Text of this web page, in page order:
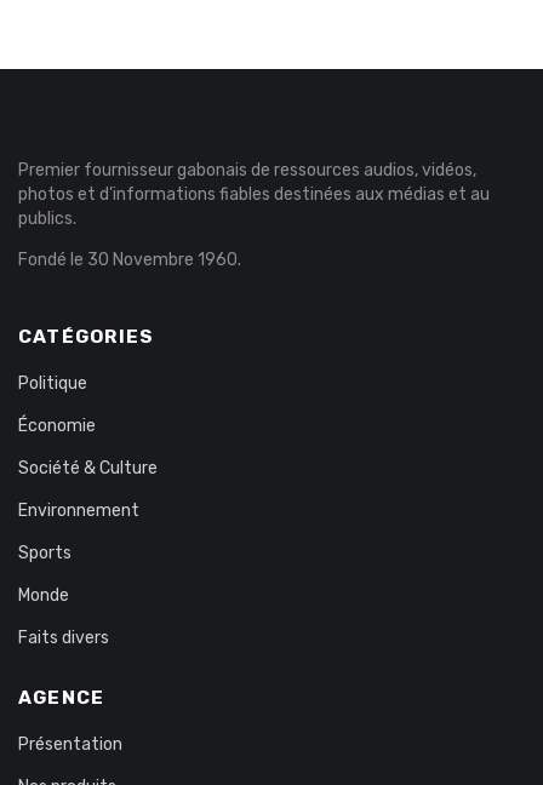
Premier fournisseur gabonais de ressources audios, vidéos,
photos et d’informations fiables destinées aux médias et au
publics.
Fondé le 30 Novembre 1960.
CATÉGORIES
Politique
Économie
Société & Culture
Environnement
Sports
Monde
Faits divers
AGENCE
Présentation